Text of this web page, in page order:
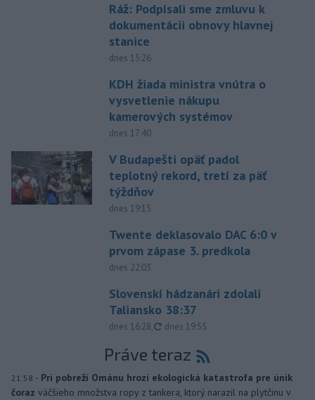
Ráž: Podpísali sme zmluvu k
dokumentácii obnovy hlavnej
stanice
dnes 15:26
KDH žiada ministra vnútra o
vysvetlenie nákupu
kamerových systémov
dnes 17:40
V Budapešti opäť padol
teplotný rekord, tretí za päť
týždňov
dnes 19:15
Twente deklasovalo DAC 6:0 v
prvom zápase 3. predkola
dnes 22:03
Slovenskí hádzanári zdolali
Taliansko 38:37
dnes 16:28, aktualizované
dnes 19:55
Práve teraz
21:58 - Pri pobreží Ománu hrozí ekologická katastrofa pre únik
čoraz väčšieho množstva ropy z tankera, ktorý narazil na plytčinu v